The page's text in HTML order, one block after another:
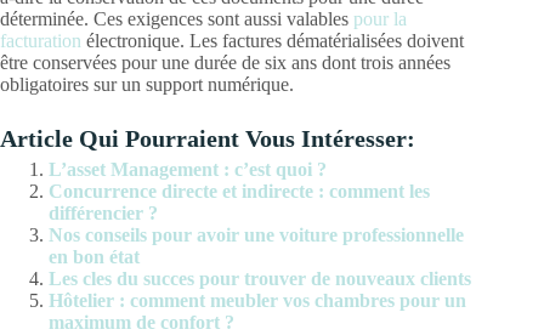
déterminée. Ces exigences sont aussi valables pour la
facturation électronique. Les factures dématérialisées doivent
être conservées pour une durée de six ans dont trois années
obligatoires sur un support numérique.
Article Qui Pourraient Vous Intéresser:
L’asset Management : c’est quoi ?
Concurrence directe et indirecte : comment les
différencier ?
Nos conseils pour avoir une voiture professionnelle
en bon état
Les cles du succes pour trouver de nouveaux clients
Hôtelier : comment meubler vos chambres pour un
maximum de confort ?